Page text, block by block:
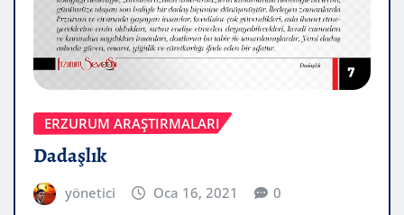
ERZURUM ARAŞTIRMALARI
Dadaşlık
yönetici Oca 16, 2021 0